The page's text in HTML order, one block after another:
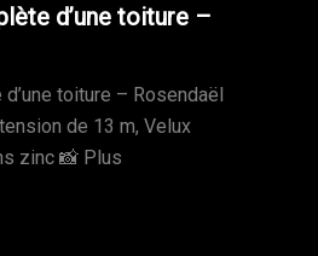
d’une toiture –
toiture – Rosendaël
de 13 m, Velux
zinc 📸 Plus